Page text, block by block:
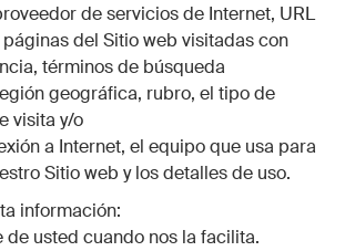
de servicios de Internet, URL
del Sitio web visitadas con
términos de búsqueda
geográfica, rubro, el tipo de
visita y/o
a Internet, el equipo que usa para
Sitio web y los detalles de uso.
información:
de usted cuando nos la facilita.